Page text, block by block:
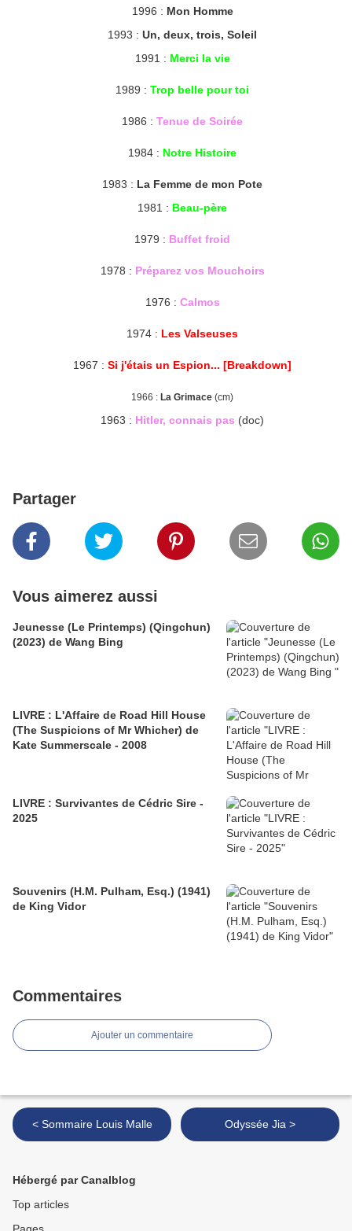
1996 : Mon Homme
1993 : Un, deux, trois, Soleil
1991 : Merci la vie
1989 : Trop belle pour toi
1986 : Tenue de Soirée
1984 : Notre Histoire
1983 : La Femme de mon Pote
1981 : Beau-père
1979 : Buffet froid
1978 : Préparez vos Mouchoirs
1976 : Calmos
1974 : Les Valseuses
1967 : Si j'étais un Espion... [Breakdown]
1966 : La Grimace (cm)
1963 : Hitler, connais pas (doc)
Partager
Vous aimerez aussi
Jeunesse (Le Printemps) (Qingchun)
(2023) de Wang Bing
LIVRE : L'Affaire de Road Hill House
(The Suspicions of Mr Whicher) de
Kate Summerscale - 2008
LIVRE : Survivantes de Cédric Sire -
2025
Souvenirs (H.M. Pulham, Esq.) (1941)
de King Vidor
Commentaires
Ajouter un commentaire
< Sommaire Louis Malle Odyssée Jia >
Hébergé par Canalblog
Top articles